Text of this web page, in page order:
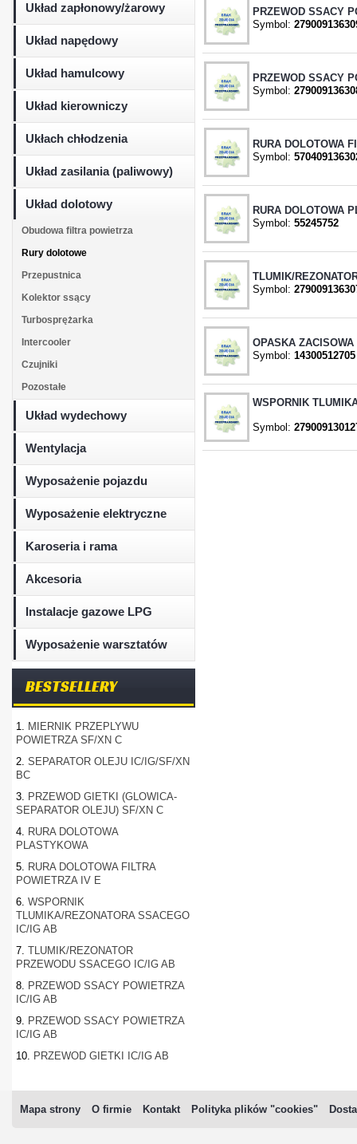
Układ zapłonowy/żarowy
Układ napędowy
Układ hamulcowy
Układ kierowniczy
Ukłach chłodzenia
Układ zasilania (paliwowy)
Układ dolotowy
Obudowa filtra powietrza
Rury dolotowe
Przepustnica
Kolektor ssący
Turbosprężarka
Intercooler
Czujniki
Pozostałe
Układ wydechowy
Wentylacja
Wyposażenie pojazdu
Wyposażenie elektryczne
Karoseria i rama
Akcesoria
Instalacje gazowe LPG
Wyposażenie warsztatów
BESTSELLERY
1. MIERNIK PRZEPLYWU
POWIETRZA SF/XN C
2. SEPARATOR OLEJU IC/IG/SF/XN
BC
3. PRZEWOD GIETKI (GLOWICA-
SEPARATOR OLEJU) SF/XN C
4. RURA DOLOTOWA
PLASTYKOWA
5. RURA DOLOTOWA FILTRA
POWIETRZA IV E
6. WSPORNIK
TLUMIKA/REZONATORA SSACEGO
IC/IG AB
7. TLUMIK/REZONATOR
PRZEWODU SSACEGO IC/IG AB
8. PRZEWOD SSACY POWIETRZA
IC/IG AB
9. PRZEWOD SSACY POWIETRZA
IC/IG AB
10. PRZEWOD GIETKI IC/IG AB
PRZEWOD SSACY
Symbol:
PRZEWOD SSACY
Symbol:
RURA DOLOTOWA
Symbol:
RURA DOLOTOWA
Symbol: 55245752
TLUMIK/
Symbol:
OPASKA
Symbol: 14300512705
WSPORNIK
Symbol:
Mapa strony O firmie Kontakt Polityka plików "cookies"